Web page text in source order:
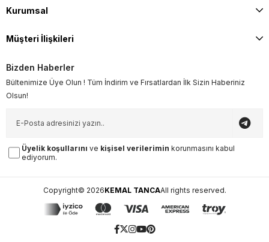
Kurumsal
Müşteri İlişkileri
Bizden Haberler
Bültenimize Üye Olun ! Tüm İndirim ve Fırsatlardan İlk Sizin Haberiniz
Olsun!
Üyelik koşullarını ve kişisel verilerimin korunmasını kabul
ediyorum.
Copyright© 2026KEMAL TANCAAll rights reserved.